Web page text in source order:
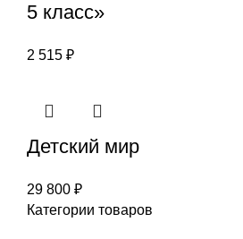
5 класс»
2 515 ₽
Детский мир
29 800 ₽
Категории товаров